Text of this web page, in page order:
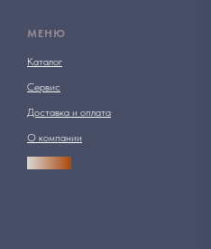
МЕНЮ
Каталог
Сервис
Доставка и оплата
О компании